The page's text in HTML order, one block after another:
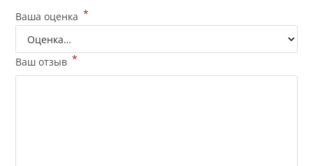
Ваша оценка *
Ваш отзыв *